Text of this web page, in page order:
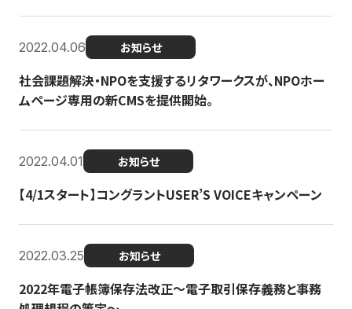
2022.04.06 お知らせ
社会課題解決・NPOを支援するリタワークスが、NPOホー
ムページ専用の新CMSを提供開始。
2022.04.01 お知らせ
【4/1スタート】コングラントUSER’S VOICEキャンペーン
2022.03.25 お知らせ
2022年電子帳簿保存法改正～電子取引保存義務と事務